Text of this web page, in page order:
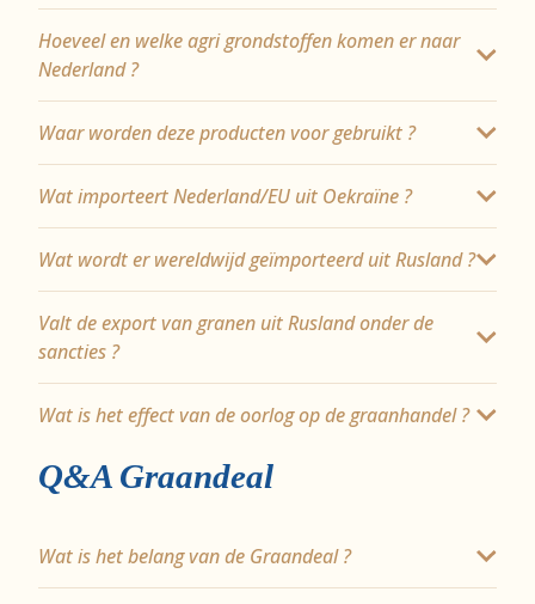
Hoeveel en welke agri grondstoffen komen er naar
Nederland ?
Waar worden deze producten voor gebruikt ?
Wat importeert Nederland/EU uit Oekraïne ?
Wat wordt er wereldwijd geïmporteerd uit Rusland ?
Valt de export van granen uit Rusland onder de
sancties ?
Wat is het effect van de oorlog op de graanhandel ?
Q&A Graandeal
Wat is het belang van de Graandeal ?